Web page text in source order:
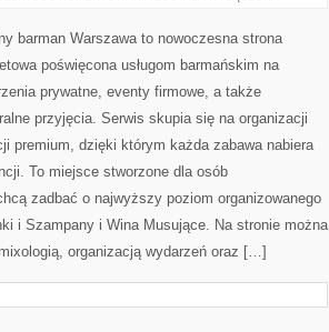
barman Warszawa to nowoczesna strona
poświęcona usługom barmańskim na
prywatne, eventy firmowe, a także
przyjęcia. Serwis skupia się na organizacji
premium, dzięki którym każda zabawa nabiera
To miejsce stworzone dla osób
zadbać o najwyższy poziom organizowanego
i Szampany i Wina Musujące. Na stronie można
organizacją wydarzeń oraz […]